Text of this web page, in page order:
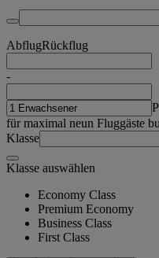
AbflugRückflug
-
für maximal neun Fluggäste
Klasse
Klasse auswählen
Economy Class
Premium Economy
Business Class
First Class